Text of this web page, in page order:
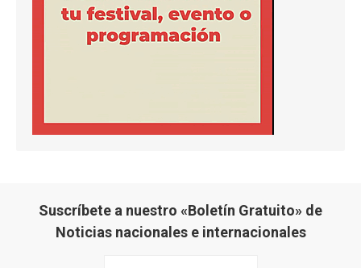
Suscríbete a nuestro «Boletín Gratuito» de
Noticias nacionales e internacionales